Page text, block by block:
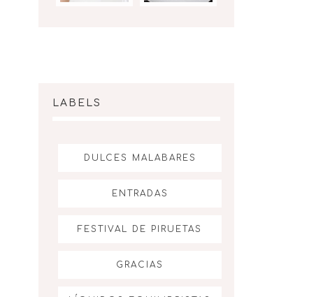
LABELS
DULCES MALABARES
ENTRADAS
FESTIVAL DE PIRUETAS
GRACIAS